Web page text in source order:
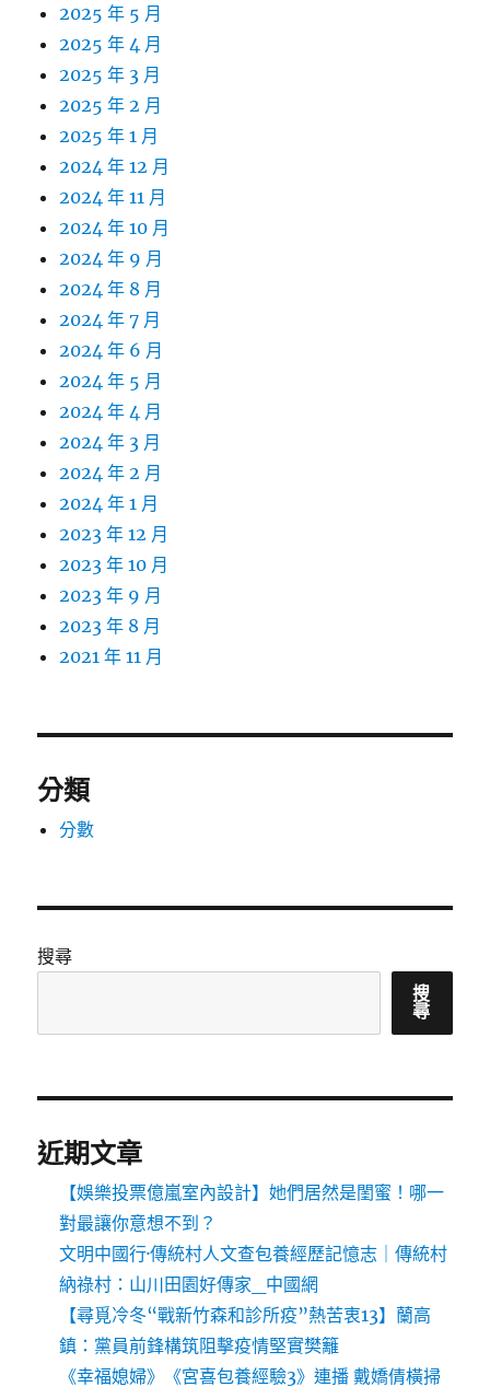
2025 年 5 月
2025 年 4 月
2025 年 3 月
2025 年 2 月
2025 年 1 月
2024 年 12 月
2024 年 11 月
2024 年 10 月
2024 年 9 月
2024 年 8 月
2024 年 7 月
2024 年 6 月
2024 年 5 月
2024 年 4 月
2024 年 3 月
2024 年 2 月
2024 年 1 月
2023 年 12 月
2023 年 10 月
2023 年 9 月
2023 年 8 月
2021 年 11 月
分類
分數
搜尋
搜
尋
近期文章
【娛樂投票億嵐室內設計】她們居然是閨蜜！哪一
對最讓你意想不到？
文明中國行·傳統村人文查包養經歷記憶志｜傳統村
納祿村：山川田園好傳家_中國網
【尋覓冷冬“戰新竹森和診所疫”熱苦衷13】蘭高
鎮：黨員前鋒構筑阻擊疫情堅實樊籬
《幸福媳婦》《宮喜包養經驗3》連播 戴嬌倩橫掃